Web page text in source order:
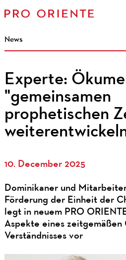
News
Experte:
"gemeinsamen
prophetischen
10. December 2025
Dominikaner und
Förderung der Einheit der
legt in neuem PRO
Aspekte eines zeitgemäßen
Verständnisses vor